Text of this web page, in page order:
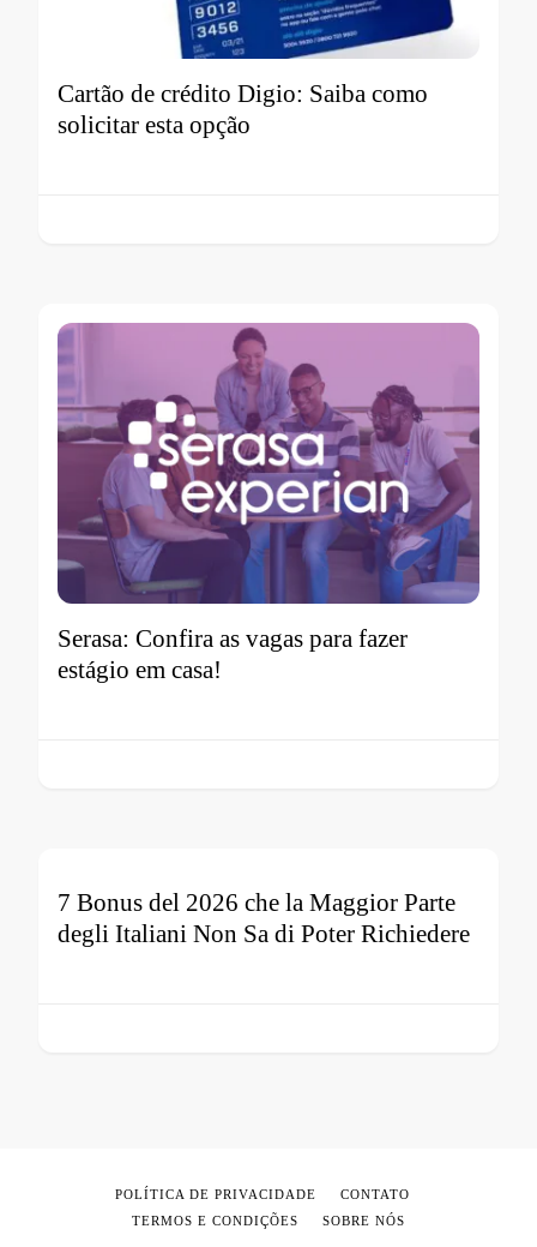
Cartão de crédito Digio: Saiba como
solicitar esta opção
Serasa: Confira as vagas para fazer
estágio em casa!
7 Bonus del 2026 che la Maggior Parte
degli Italiani Non Sa di Poter Richiedere
POLÍTICA DE PRIVACIDADE
CONTATO
TERMOS E CONDIÇÕES
SOBRE NÓS